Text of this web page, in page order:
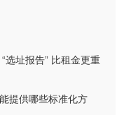
选址报告” 比租金更重
提供哪些标准化方